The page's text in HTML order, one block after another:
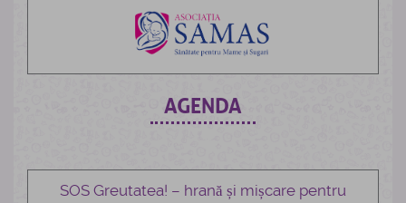
AGENDA
SOS Greutatea! – hrană și mișcare pentru